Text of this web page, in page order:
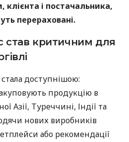
клієнта і постачальника,
перераховані.
став критичним для
доступнішою:
продукцію в
Азії, Туреччині, Індії та
нових виробників
або рекомендації